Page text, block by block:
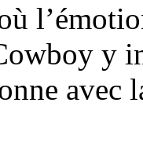
y
avec